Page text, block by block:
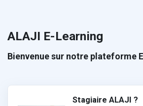
ALAJI E-Learning
Bienvenue sur notre plateforme
Stagiaire ALAJI ?